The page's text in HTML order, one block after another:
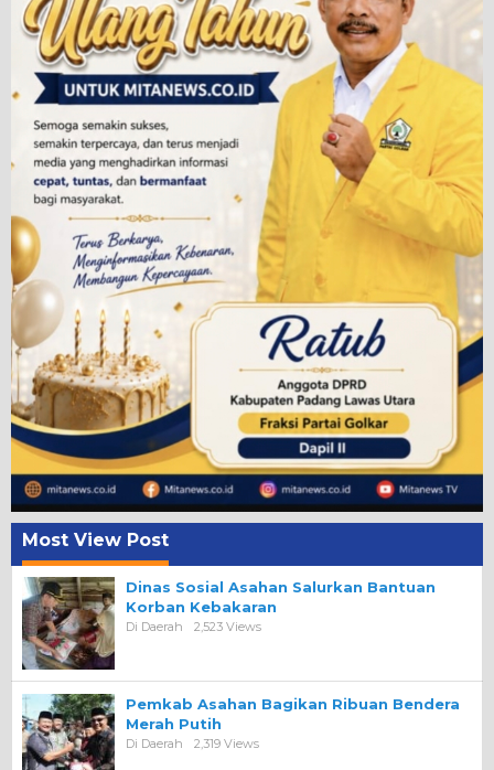
Most View Post
Dinas Sosial Asahan Salurkan Bantuan
Korban Kebakaran
Di Daerah 2,523 Views
Pemkab Asahan Bagikan Ribuan Bendera
Merah Putih
Di Daerah 2,319 Views